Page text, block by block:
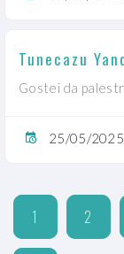
Tunecazu
Gostei da
25/05/
1 2